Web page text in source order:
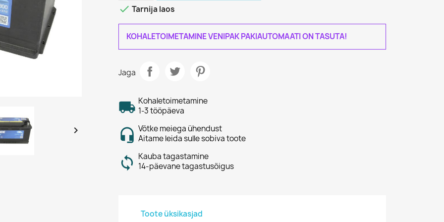

 Tarnija laos
KOHALETOIMETAMINE VENIPAK PAKIAUTOMAATI ON TASUTA!
Jaga
Kohaletoimetamine
1-3 tööpäeva
Võtke meiega ühendust
Aitame leida sulle sobiva toote
Kauba tagastamine
14-päevane tagastusõigus
Toote üksikasjad